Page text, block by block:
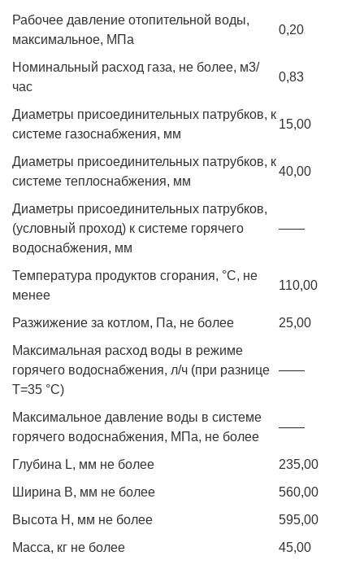
Рабочее давление отопительной воды,
максимальное, МПа
0,20
Номинальный расход газа, не более, м3/
час
0,83
Диаметры присоединительных патрубков, к
системе газоснабжения, мм
15,00
Диаметры присоединительных патрубков, к
системе теплоснабжения, мм
40,00
Диаметры присоединительных патрубков,
(условный проход) к системе горячего
водоснабжения, мм
——
Температура продуктов сгорания, °С, не
менее
110,00
Разжижение за котлом, Па, не более
25,00
Максимальная расход воды в режиме
горячего водоснабжения, л/ч (при разнице
Т=35 °С)
——
Максимальное давление воды в системе
горячего водоснабжения, МПа, не более
——
Глубина L, мм не более
235,00
Ширина B, мм не более
560,00
Высота H, мм не более
595,00
Масса, кг не более
45,00